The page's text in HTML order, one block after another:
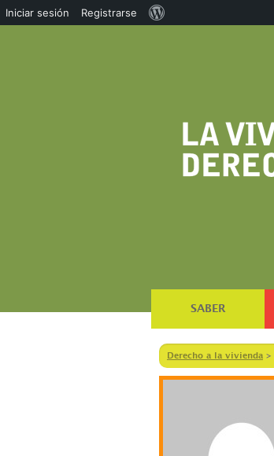
SABER
Derecho a la vivienda >
Iniciar sesión Registrarse